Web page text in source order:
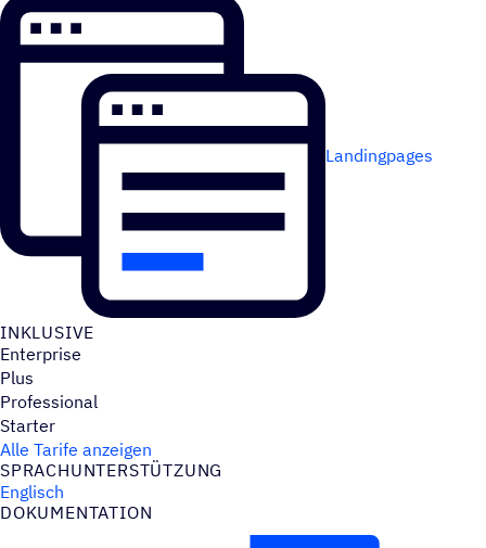
Landingpages
INKLU­SIVE
Enterprise
Plus
Professional
Starter
Alle Tarife anzeigen
SPRACH­UN­TER­STÜT­ZUNG
Englisch
DOKU­MEN­TA­TION